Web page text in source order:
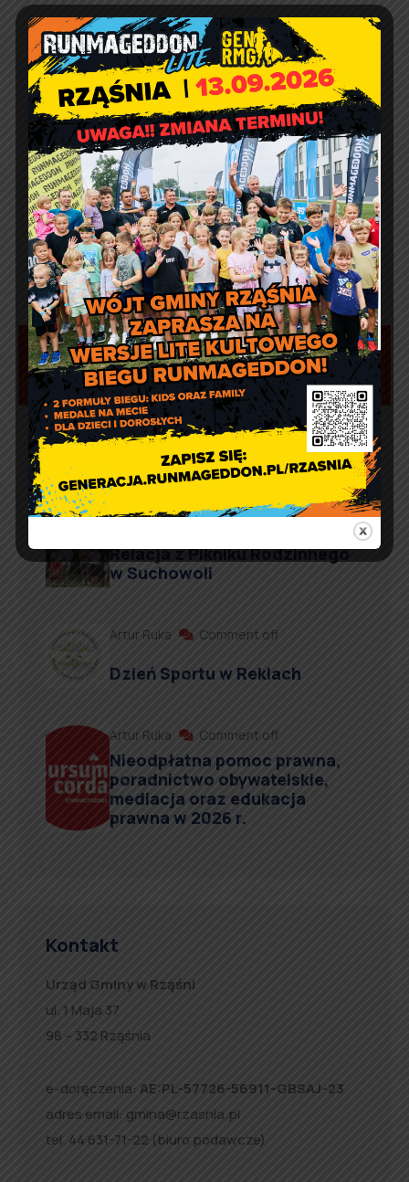
Szkolenie dla rolników z
terenu powiatu
pajęczańskiego nt.
płatności bezpośrednich
Aktualności
Relacja z Pikniku Rodzinnego
w Suchowoli
Artur Ruka Comment off
Dzień Sportu w Reklach
Artur Ruka Comment off
Nieodpłatna pomoc prawna,
poradnictwo obywatelskie,
mediacja oraz edukacja
prawna w 2026 r.
Kontakt
Urząd Gminy w Rząśni
ul. 1 Maja 37
98 – 332 Rząśnia
e-doręczenia: AE:PL-57726-56911-GBSAJ-23
adres email: gmina@rzasnia.pl
tel. 44 631-71-22 (biuro podawcze)